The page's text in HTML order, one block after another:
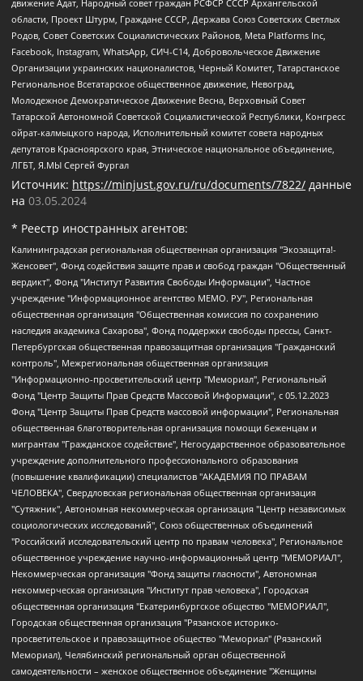
движение Адат, Народный совет граждан РСФСР СССР Архангельской
области, Проект Штурм, Граждане СССР, Держава Союз Советских Светлых
Родов, Совет Советских Социалистических Районов, Meta Platforms Inc,
Facebook, Instagram, WhatsApp, СИЧ-С14, Добровольческое Движение
Организации украинских националистов, Черный Комитет, Татарстанское
Региональное Всетатарское общественное движение, Невоград,
Молодежное Демократическое Движение Весна, Верховный Совет
Татарской Автономной Советской Социалистической Республики, Конгресс
ойрат-калмыцкого народа, Исполнительный комитет совета народных
депутатов Красноярского края, Этническое национальное объединение,
ЛГБТ, Я.МЫ Сергей Фургал
Источник: https://minjust.gov.ru/ru/documents/7822/ данные
на 03.05.2024
* Реестр иностранных агентов:
Калининградская региональная общественная организация "Экозащита!-Женсовет", Фонд содействия защите прав и свобод граждан "Общественный вердикт", Фонд "Институт Развития Свободы Информации", Частное учреждение "Информационное агентство МЕМО. РУ", Региональная общественная организация "Общественная комиссия по сохранению наследия академика Сахарова", Фонд поддержки свободы прессы, Санкт-Петербургская общественная правозащитная организация "Гражданский контроль", Межрегиональная общественная организация "Информационно-просветительский центр "Мемориал", Региональный Фонд "Центр Защиты Прав Средств Массовой Информации", с 05.12.2023 Фонд "Центр Защиты Прав Средств массовой информации", Региональная общественная благотворительная организация помощи беженцам и мигрантам "Гражданское содействие", Негосударственное образовательное учреждение дополнительного профессионального образования (повышение квалификации) специалистов "АКАДЕМИЯ ПО ПРАВАМ ЧЕЛОВЕКА", Свердловская региональная общественная организация "Сутяжник", Автономная некоммерческая организация "Центр независимых социологических исследований", Союз общественных объединений "Российский исследовательский центр по правам человека", Региональное общественное учреждение научно-информационный центр "МЕМОРИАЛ", Некоммерческая организация "Фонд защиты гласности", Автономная некоммерческая организация "Институт прав человека", Городская общественная организация "Екатеринбургское общество "МЕМОРИАЛ", Городская общественная организация "Рязанское историко-просветительское и правозащитное общество "Мемориал" (Рязанский Мемориал), Челябинский региональный орган общественной самодеятельности – женское общественное объединение "Женщины Евразии", Челябинский региональный орган общественной самодеятельности "Уральская правозащитная группа", Фонд содействия защите здоровья и социальной справедливости имени Андрея Рылькова, Автономная Некоммерческая Организация "Аналитический Центр Юрия Левады", Автономная некоммерческая организация социальной поддержки населения "Проект Апрель", Региональная общественная организация помощи женщинам и детям, находящимся в кризисной ситуации "Информационно-методический центр "Анна", Фонд содействия развитию массовых коммуникаций и правовому просвещению "Так-так-Так", Фонд содействия устойчивому развитию "Серебряная тайга", Свердловский региональный общественный фонд социальных проектов "Новое время", "Idel.Реалии", Кавказ.Реалии, Крым.Реалии, Телеканал Настоящее Время, Татаро-башкирская служба Радио Свобода (Azatliq Radiosi), Радио Свободная Европа/Радио Свобода (PCE/PC), "Сибирь.Реалии", "Фактограф", Благотворительный фонд помощи осужденным и их семьям, Автономная некоммерческая организация "Институт глобализации и социальных движений", Фонд "В защиту прав заключенных", Частное учреждение "Центр поддержки и содействия развитию средств массовой информации", Пензенский региональный общественный благотворительный фонд "Гражданский союз", "Север.Реалии", Некоммерческая организация Фонд "Правовая инициатива", Общество с ограниченной ответственностью "Радио Свободная Европа/Радио Свобода", Чешское информационное агентство "MEDIUM-ORIENT", Красноярская региональная общественная организация "Мы против СПИДа", Камалягин Денис Николаевич, Маркелов Сергей Евгеньевич, Пономарев Лев Александрович, Савицкая Людмила Алексеевна, Автономная некоммерческая организация "Центр по работе с проблемой насилия "НАСИЛИЮ.НЕТ", Межрегиональный профессиональный союз работников здравоохранения "Альянс врачей", Юридическое лицо, зарегистрированное в Латвийской Республике, SIA "Medusa Project" (регистрационный номер 40103797863, дата регистрации 10.06.2014), Некоммерческая организация "Фонд по борьбе с коррупцией", Автономная некоммерческая организация "Институт права и публичной политики", Баданин Роман Сергеевич, Гликин Максим Александрович, Железнова Мария Михайловна, Лукьянова Юлия Сергеевна, Маетная Елизавета Витальевна, Маняхин Петр Борисович, Чуракова Ольга Владимировна, Ярош Юлия Петровна, Юридическое лицо "The Insider SIA", зарегистрированное в Риге, Латвийская Республика (дата регистрации 26.06.2015), являющееся администратором доменного имени интернет-издания "The Insider SIA", https://theins.ru, Постернак Алексей Евгеньевич, Рубин Михаил Аркадьевич, Анин Роман Александрович, Юридическое лицо Istories fonds, зарегистрированное в Латвийской Республике (регистрационный номер 50008295751, дата регистрации 24.02.2020), Великовский Дмитрий Александрович, Долинина Ирина Николаевна, Мароховская Алеся Алексеевна, Шлейнов Роман Юрьевич, Шмагун Олеся Валентиновна, Общество с ограниченной ответственностью "Альтаир 2021", Общество с ограниченной ответственностью "Вега 2021", Общество с ограниченной ответственностью "Главный редактор 2021", Общество с ограниченной ответственностью "Ромашки монолит", Важенков Артем Валерьевич, Ивановская областная общественная организация "Центр гендерных исследований", Гурман Юрий Альбертович, Медиапроект "ОВД-Инфо", Егоров Владимир Владимирович, Жилинский Владимир Александрович, Общество с ограниченной ответственностью "ЗП", Иванова София Юрьевна, Карезина Инна Павловна, Кильтау Екатерина Викторовна, Петров Алексей Викторович, Пискунов Сергей Евгеньевич, Смирнов Сергей Сергеевич, Тихонов Михаил Сергеевич, Общество с ограниченной ответственностью "ЖУРНАЛИСТ-ИНОСТРАННЫЙ АГЕНТ", Арапова Галина Юрьевна, Вольтская Татьяна Анатольевна, Американская компания "Mason G.E.S. Anonymous Foundation" (США), являющаяся владельцем интернет-издания https://mnews.world/, Компания "Stichting Bellingcat", зарегистрированная в Нидерландах (дата регистрации 11.07.2018), Захаров Андрей Вячеславович, Клепиковская Екатерина Дмитриевна, Общество с ограниченной ответственностью "МЕМО", Перл Роман Александрович, Симонов Евгений Алексеевич, Соловьева Елена Анатольевна, Сотников Даниил Владимирович, Сурначева Елизавета Дмитриевна, Автономная некоммерческая организация по защите прав человека и информированию населения "Якутия – Наше Мнение", Общество с ограниченной ответственностью "Москоу диджитал медиа", с 26.01.2023 Общество с ограниченной ответственностью "Чайка Белые сады", Ветошкина Валерия Валерьевна, Заговора Максим Александрович, Межрегиональное общественное движение "Российская ЛГБТ - сеть", Оленичев Максим Владимирович, Павлов Иван Юрьевич, Скворцова Елена Сергеевна, Общество с ограниченной ответственностью "Как бы инагент", Кочетков Игорь Викторович, Общество с ограниченной ответственностью "Честные выборы", Еланчик Олег Александрович, Общество с ограниченной ответственностью "Нобелевский призыв", Гималова Регина Эмилевна, Григорьев Андрей Валерьевич, Григорьева Алина Александровна, Ассоциация по содействию защите прав призывников, альтернативнослужащих и военнослужащих "Правозащитная группа "Гражданин.Армия.Право", Хисамова Регина Фаритовна, Автономная некоммерческая организация по реализации социально-правовых программ "Лилит", Дальневосточное общественное движение "Маяк", Санкт-Петербургская ЛГБТ-инициативная группа "Выход", Инициативная группа ЛГБТ+ "Реверс", Алексеев Андрей Викторович, Бекбулатова Таисия Львовна, Беляев Иван Михайлович, Владыкина Елена Сергеевна, Гельман Марат Александрович, Никульшина Вероника Юрьевна, Толоконникова Надежда Андреевна, Шендерович Виктор Анатольевич, Общество с ограниченной ответственностью "Данное сообщение", Общество с ограниченной ответственностью Издательский дом "Новая глава", Айнбиндер Александра Александровна, Московский комьюнити-центр для ЛГБТ+инициатив, Благотворительный фонд развития филантропии, Deutsche Welle (Германия, Kurt-Schumacher-Strasse 3, 53113 Bonn), Борзунова Мария Михайловна, Воробьев Виктор Викторович, Голубева Анна Львовна, Константинова Алла Михайловна, Малкова Ирина Владимировна, Мурадов Мурад Абдулгалимович, Осетинская Елизавета Николаевна, Понасенков Евгений Николаевич, Ганапольский Матвей Юрьевич, Киселев Евгений Алексеевич, Борухович Ирина Григорьевна, Дремин Иван Тимофеевич, Дубровский Дмитрий Викторович, Красноярская региональная общественная организация поддержки и развития альтернативных образовательных технологий и межкультурных коммуникаций "ИНТЕРРА", Маяковская Екатерина Алексеевна, Фейгин Марк Захарович, Филимонов Андрей Викторович, Дзугкоева Регина Николаевна, Доброхотов Роман Александрович, Дудь Юрий Александрович, Елкин Сергей Владимирович, Кругликов Кирилл Игоревич, Сабунаева Мария Леонидовна, Семенов Алексей Владимирович, Шаинян Карен Багратович, Шульман Екатерина Михайловна, Асафьев Артур Валерьевич, Вахштайн Виктор Семенович, Венедиктов Алексей Алексеевич, Лушникова Екатерина Евгеньевна, Волков Леонид Михайлович, Невзоров Александр Глебович, Пархоменко Сергей Борисович, Сироткин Ярослав Николаевич, Кара-Мурза Владимир Владимирович, Баранова Наталья Владимировна, Гозман Леонид Яковлевич, Кагарлицкий Борис Юльевич, Климарев Михаил Валерьевич, Милов Владимир Станиславович, Автономная некоммерческая организация Краснодарский центр современного искусства "Типография", Моргенштерн Алишер Тагирович, Соболь Любовь Эдуардовна, Общество с ограниченной ответственностью "ЛИЗА НОРМ", Каспаров Гарри Кимович, Ходорковский Михаил Борисович, Общество с ограниченной ответственностью "Апрельские тезисы", Данилович Ирина Брониславовна, Кашин Олег Владимирович, Петров Николай Владимирович, Пивоваров Алексей Владимирович, Соколов Михаил Владимирович, Цветкова Юлия Владимировна, Чичваркин Евгений Александрович, Комитет против пыток/Команда против пыток, Общество с ограниченной ответственностью "Первый научный", Общество с ограниченной ответственностью "Вертолет и ко", Белоцерковская Вероника Борисовна, Кац Максим Евгеньевич, Лазарева Татьяна Юрьевна, Шаведдинов Руслан Табризович, Яшин Илья Валерьевич, Общество с ограниченной ответственностью "Иноагент ААВ", Алешковский Дмитрий Петрович, Альбац Евгения Марковна, Быков Дмитрий Львович, Галямина Юлия Евгеньевна, Лойко Сергей Леонидович, Мартынов Кирилл Константинович, Медведев Сергей Александрович, Крашенинников Федор Геннадиевич, Гордеева Катерина Вл